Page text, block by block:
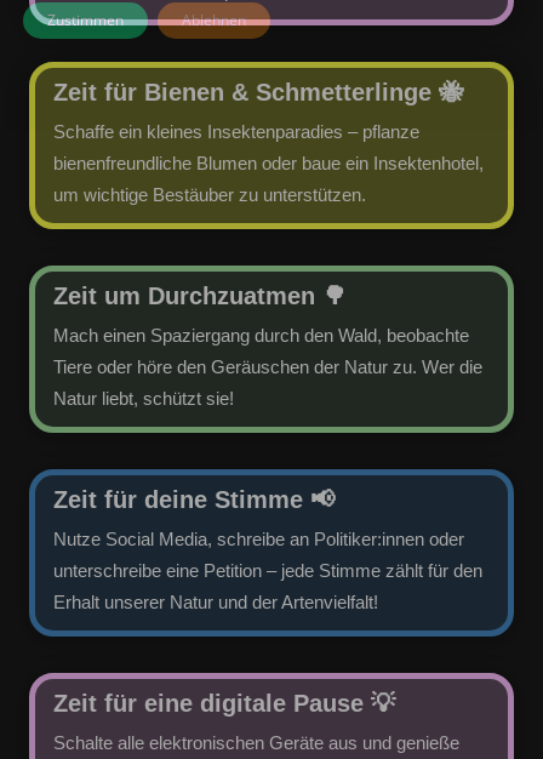
Zeit für Bienen & Schmetterlinge🐝
Schaffe ein kleines Insektenparadies – pflanze
bienenfreundliche Blumen oder baue ein Insektenhotel,
um wichtige Bestäuber zu unterstützen.
Zeit um Durchzuatmen 🌳
Mach einen Spaziergang durch den Wald, beobachte
Tiere oder höre den Geräuschen der Natur zu. Wer die
Natur liebt, schützt sie!
Zeit für deine Stimme 📢
Nutze Social Media, schreibe an Politiker:innen oder
unterschreibe eine Petition – jede Stimme zählt für den
Erhalt unserer Natur und der Artenvielfalt!
Zeit für eine digitale Pause 💡
Schalte alle elektronischen Geräte aus und genieße
Zustimmen Ablehnen